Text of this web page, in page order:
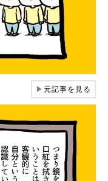
▶元記事を見る